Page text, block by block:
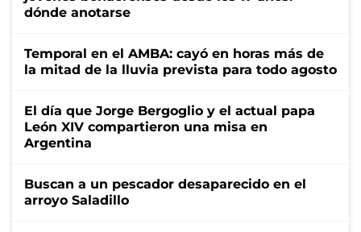
dónde anotarse
Temporal en el AMBA: cayó en horas más de
la mitad de la lluvia prevista para todo agosto
El día que Jorge Bergoglio y el actual papa
León XIV compartieron una misa en
Argentina
Buscan a un pescador desaparecido en el
arroyo Saladillo